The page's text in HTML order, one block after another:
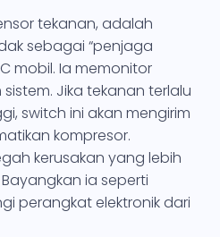
tekanan, adalah
sebagai “penjaga
mobil. Ia memonitor
Jika tekanan terlalu
switch ini akan mengirim
kompresor.
kerusakan yang lebih
ia seperti
perangkat elektronik dari